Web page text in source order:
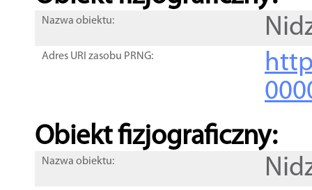
Nazwa obiektu:
Adres URI zasobu PRNG:
Obiekt fizjograficzny:
Nazwa obiektu: